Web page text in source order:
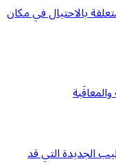
بالاحتيال في مكان
الجديدة التي قد